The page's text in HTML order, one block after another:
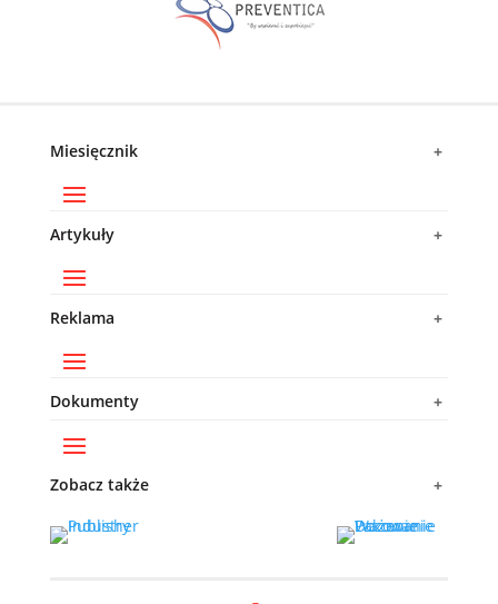
Miesięcznik
Artykuły
Reklama
Dokumenty
Zobacz także